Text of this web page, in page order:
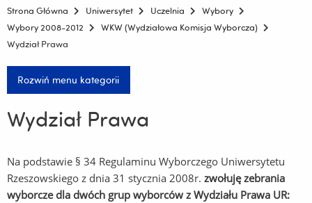
Strona Główna Uniwersytet Uczelnia
Wybory
Wybory 2008-2012
WKW (Wydziałowa Komisja Wyborcza)
Wydział Prawa
Rozwiń menu kategorii
Wydział Prawa
Na podstawie § 34 Regulaminu Wyborczego Uniwersytetu
Rzeszowskiego z dnia 31 stycznia 2008r. zwołuję zebrania
wyborcze dla dwóch grup wyborców z Wydziału Prawa UR: